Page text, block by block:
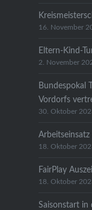
16. November
Eltern-Kind-
2. November
Bundespokal
Vordorfs
30. Oktober
Arbeitseinsatz
18. Oktober
FairPlay
18. Oktober
Saisonstart in